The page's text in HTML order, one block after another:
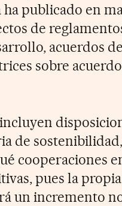
publicado en
de
acuerdos
sobre
de
cooperaciones
pues la
un incremento